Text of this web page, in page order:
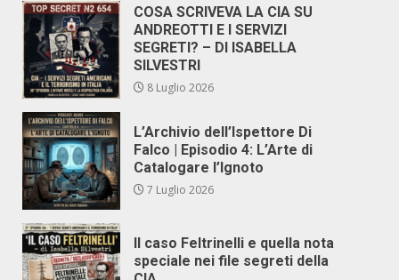
COSA SCRIVEVA LA CIA SU
ANDREOTTI E I SERVIZI
SEGRETI? – DI ISABELLA
SILVESTRI
8 Luglio 2026
L’Archivio dell’Ispettore Di
Falco | Episodio 4: L’Arte di
Catalogare l’Ignoto
7 Luglio 2026
Il caso Feltrinelli e quella nota
speciale nei file segreti della